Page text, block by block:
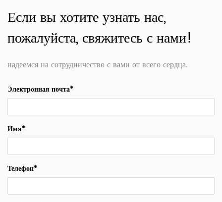
Если вы хотите узнать нас,
пожалуйста, свяжитесь с нами!
надеемся на сотрудничество с вами от всего сердца.
Электронная почта*
Имя*
Телефон*